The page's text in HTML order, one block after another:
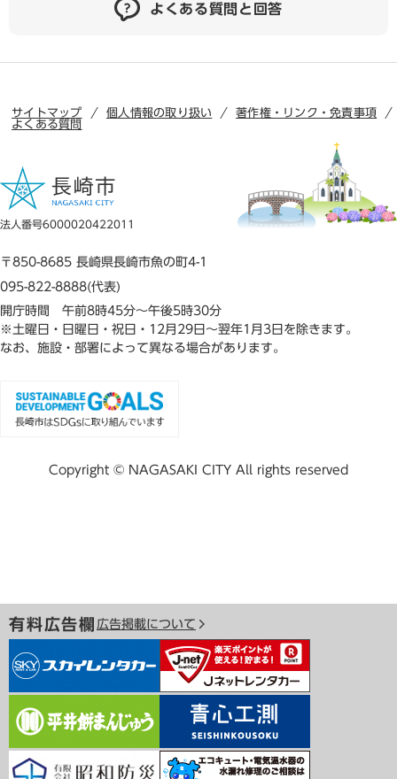
よくある質問と回答
サイトマップ 個人情報の取り扱い
著作権・リンク・免責事項
よくある質問
法人番号6000020422011
〒850-8685 長崎県長崎市魚の町4-1
095-822-8888(代表)
開庁時間 午前8時45分～午後5時30分
※土曜日・日曜日・祝日・12月29日～翌年1月3日を除きます。
なお、施設・部署によって異なる場合があります。
Copyright © NAGASAKI CITY All rights reserved
有料広告欄 広告掲載について